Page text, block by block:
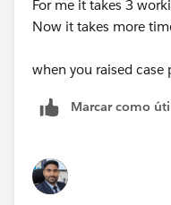
For me it takes 3
Now it takes more
when you raised case
Marcar como